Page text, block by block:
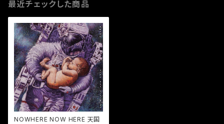
最近チェックした商品
NOWHERE NOW HERE 天国